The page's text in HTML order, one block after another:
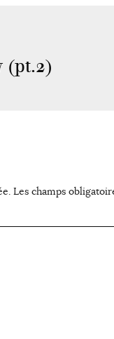
(pt.2)
Les champs